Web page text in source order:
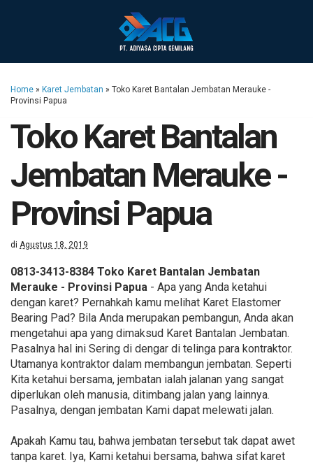
Home » Karet Jembatan » Toko Karet Bantalan Jembatan Merauke -
Provinsi Papua
Toko Karet Bantalan
Jembatan Merauke -
Provinsi Papua
di Agustus 18, 2019
0813-3413-8384 Toko Karet Bantalan Jembatan
Merauke - Provinsi Papua - Apa yang Anda ketahui
dengan karet? Pernahkah kamu melihat Karet Elastomer
Bearing Pad? Bila Anda merupakan pembangun, Anda akan
mengetahui apa yang dimaksud Karet Bantalan Jembatan.
Pasalnya hal ini Sering di dengar di telinga para kontraktor.
Utamanya kontraktor dalam membangun jembatan. Seperti
Kita ketahui bersama, jembatan ialah jalanan yang sangat
diperlukan oleh manusia, ditimbang jalan yang lainnya.
Pasalnya, dengan jembatan Kami dapat melewati jalan.
Apakah Kamu tau, bahwa jembatan tersebut tak dapat awet
tanpa karet. Iya, Kami ketahui bersama, bahwa sifat karet